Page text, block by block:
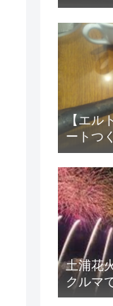
います
【エル
ートつ
察と店
土浦花
クルマ